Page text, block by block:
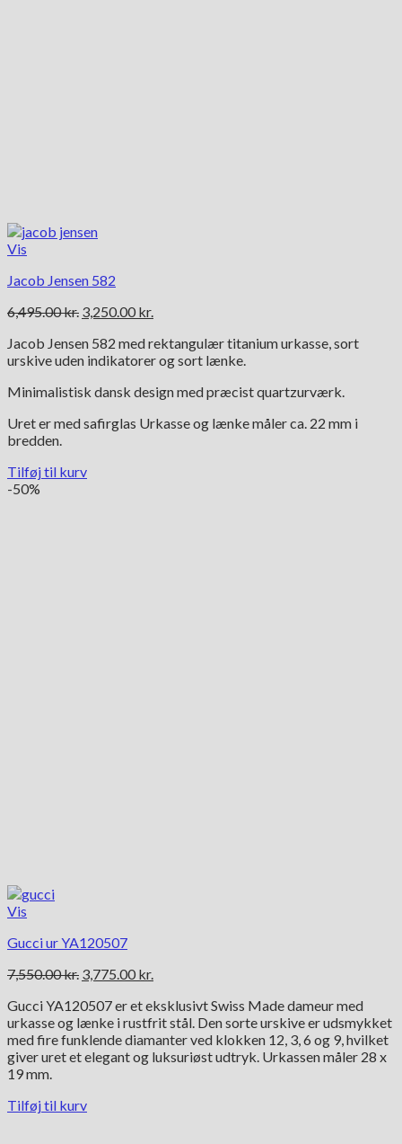
Vis
Jacob Jensen 582
6,495.00kr. Den
pris
var:
3,250.00 kr.
pris
er:
Jacob Jensen 582 med rektangulær titanium urkasse, sort
urskive uden indikatorer og sort lænke.
Minimalistisk dansk design med præcist quartzurværk.
Uret er med safirglas Urkasse og lænke måler ca. 22 mm i
bredden.
Tilføj til kurv
-50%
Vis
Gucci ur YA120507
7,550.00kr. Den
pris
var:
7,550.00 kr..
3,775.00 kr.
pris
er:
3,775.00 kr..
Gucci YA120507 er et eksklusivt Swiss Made dameur med
urkasse og lænke i rustfrit stål. Den sorte urskive er udsmykket
med fire funklende diamanter ved klokken 12, 3, 6 og 9, hvilket
giver uret et elegant og luksuriøst udtryk. Urkassen måler 28 x
19 mm.
Tilføj til kurv